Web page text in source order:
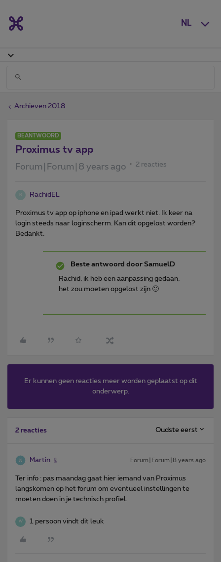
NL
Archieven 2018
BEANTWOORD
Proximus tv app
Forum|Forum|8 years ago 2 reacties
R RachidEL
Proximus tv app op iphone en ipad werkt niet. Ik keer na
login steeds naar loginscherm. Kan dit opgelost worden?
Bedankt.
Beste antwoord door SamuelD
Rachid, ik heb een aanpassing gedaan,
het zou moeten opgelost zijn 🙂
Er kunnen geen reacties meer worden geplaatst op dit
onderwerp.
2 reacties Oudste eerst
Martin Forum|Forum|8 years ago
Ter info : pas maandag gaat hier iemand van Proximus
langskomen op het forum om eventueel instellingen te
moeten doen in je technisch profiel.
W 1 persoon vindt dit leuk